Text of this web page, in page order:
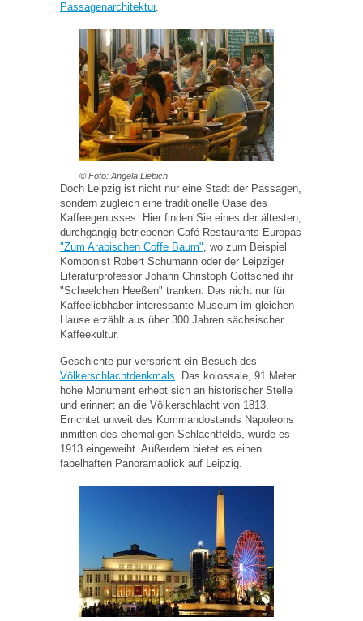
Passagenarchitektur.
© Foto: Angela Liebich
Doch Leipzig ist nicht nur eine Stadt der Passagen,
sondern zugleich eine traditionelle Oase des
Kaffeegenusses: Hier finden Sie eines der ältesten,
durchgängig betriebenen Café-Restaurants Europas
"Zum Arabischen Coffe Baum", wo zum Beispiel
Komponist Robert Schumann oder der Leipziger
Literaturprofessor Johann Christoph Gottsched ihr
"Scheelchen Heeßen" tranken. Das nicht nur für
Kaffeeliebhaber interessante Museum im gleichen
Hause erzählt aus über 300 Jahren sächsischer
Kaffeekultur.
Geschichte pur verspricht ein Besuch des
Völkerschlachtdenkmals. Das kolossale, 91 Meter
hohe Monument erhebt sich an historischer Stelle
und erinnert an die Völkerschlacht von 1813.
Errichtet unweit des Kommandostands Napoleons
inmitten des ehemaligen Schlachtfelds, wurde es
1913 eingeweiht. Außerdem bietet es einen
fabelhaften Panoramablick auf Leipzig.